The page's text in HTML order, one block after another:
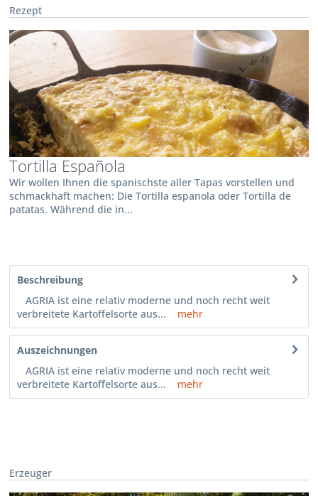
Rezept
Tortilla Española
Wir wollen Ihnen die spanischste aller Tapas vorstellen und
schmackhaft machen: Die Tortilla espanola oder Tortilla de
patatas. Während die in...
Beschreibung
AGRIA ist eine relativ moderne und noch recht weit
verbreitete Kartoffelsorte aus...
mehr
Auszeichnungen
AGRIA ist eine relativ moderne und noch recht weit
verbreitete Kartoffelsorte aus...
mehr
Erzeuger